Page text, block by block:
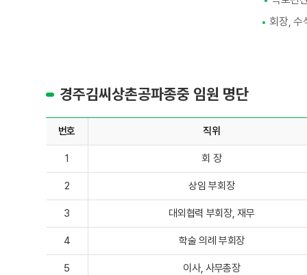
회장, 수
경주김씨상촌공파종중 임원 명단
번호 직위
1 회 장
2 상임 부회장
3 대외협력 부회장, 재무
4 학술 의례 부회장
5 이사, 사무총장